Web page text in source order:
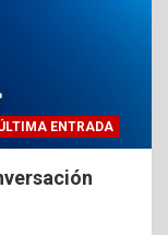
ENTRADA